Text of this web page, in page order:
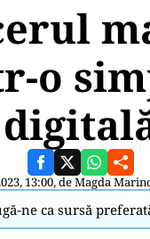
o
13:00, deMagda
ne ca sursă